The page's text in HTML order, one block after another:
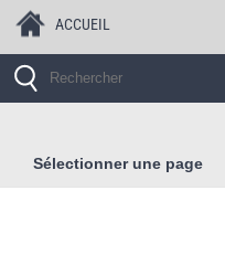
ACCUEIL
Sélectionner une page